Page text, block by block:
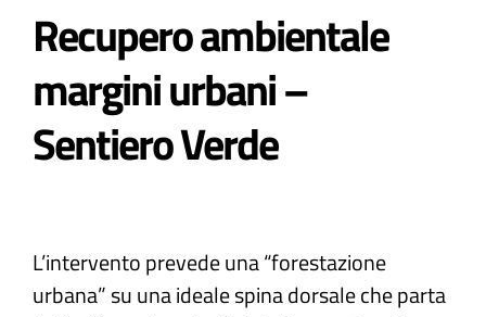
Partecipa
Comuni
Notizie
Recupero ambientale
margini urbani –
Sentiero Verde
L’intervento prevede una “forestazione
urbana” su una ideale spina dorsale che parta